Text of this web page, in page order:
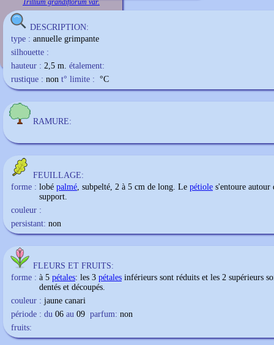
Trillium grandiflorum var.
DESCRIPTION:
type : annuelle grimpante
silhouette :
hauteur : 2,5 m. étalement:
rustique : non t° limite : °C
RAMURE:
FEUILLAGE:
forme : lobé palmé, subpelté, 2 à 5 cm de long. Le pétiole s'entoure autour
support.
couleur :
persistant: non
FLEURS ET FRUITS:
forme : à 5 pétales: les 3 pétales inférieurs sont réduits et les 2 supérieurs
dentés et découpés.
couleur : jaune canari
période : du 06 au 09 parfum: non
fruits: